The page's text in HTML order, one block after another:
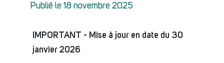
Publié le 18 novembre 2025
IMPORTANT - Mise à jour en date du 30
janvier 2026